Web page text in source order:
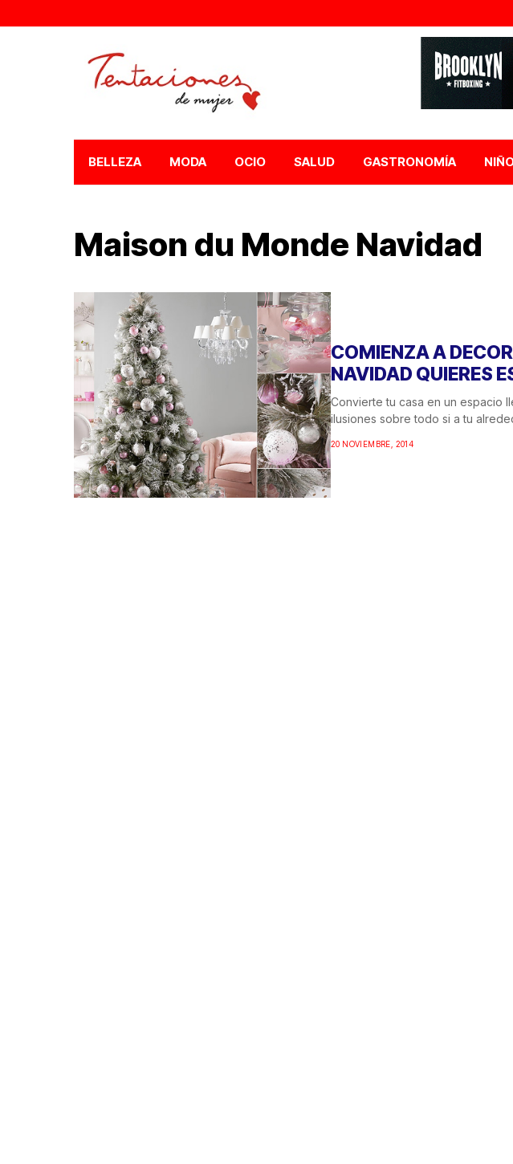
BELLEZA MODA OCIO SALUD GASTRONOMÍA
Maison du Monde Navidad
COMIENZA A
NAVIDAD QUIERES
Convierte tu casa en un espacio
ilusiones sobre todo si a tu
20 NOVIEMBRE, 2014